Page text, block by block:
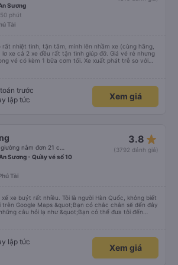
Sương
phút
Tài
rất nhiệt tình, tận tâm, mình lên nhầm xe (cùng hãng,
xe cả 2 xe đều rất tận tình giúp đỡ. Giá vé rẻ nhưng
vé có kèm 1 bữa cơm tối. Xe xuất phát trễ so với
bão nên trời mưa rất to, có thể thông cảm được.
trước
lập tức
Xem giá
3.8 star_rate
(3792 đánh giá)
Sương - Quầy vé số 10
Tài
xe buýt rất nhiều. Tôi là người Hàn Quốc, không biết
Google Maps &quot;Bạn có chắc chắn sẽ đến đây
câu hỏi lạ như &quot;Bạn có thể đưa tôi đến
không?&quot; Nhưng tài xế đã quan tâm. của mọi
ngu ngốc đến mức tôi nghĩ tài xế đã giúp tôi. Nếu
đang suy nghĩ về câu chuyện đó vì nó chắc hẳn
rất nhiều.. Cảm ơn xe buýt 79-05527 rất nhiều tài
lập tức
Xem giá